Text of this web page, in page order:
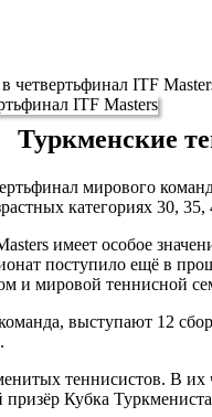
четвертьфинал ITF
Туркменские
мирового
категориях 30,
имеет особое
поступило ещё в
и мировой теннисной
выступают 12
теннисистов. В
Кубка